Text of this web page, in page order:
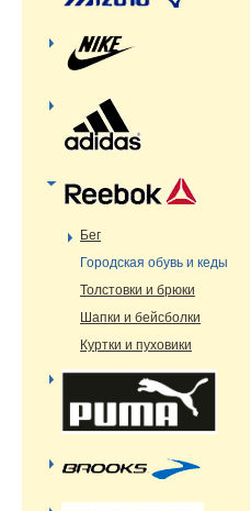
Бег
Городская обувь и кеды
Толстовки и брюки
Шапки и бейсболки
Куртки и пуховики